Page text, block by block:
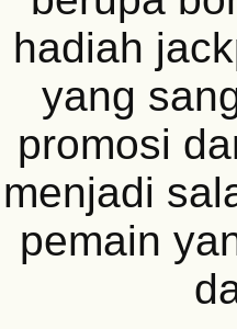
hadiah
yang
promosi
menjadi
pemain